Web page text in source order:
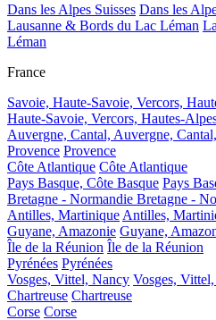
Dans les Alpes Suisses Dans les
Lausanne & Bords du Lac Léman
Léman
France
Savoie, Haute-Savoie, Vercors,
Haute-Savoie, Vercors, Hautes-
Auvergne, Cantal, Auvergne, Cantal,
Provence Provence
Côte Atlantique Côte Atlantique
Pays Basque, Côte Basque Pays
Bretagne - Normandie Bretagne -
Antilles, Martinique Antilles,
Guyane, Amazonie Guyane,
Île de la Réunion Île de la Réunion
Pyrénées Pyrénées
Vosges, Vittel, Nancy Vosges,
Chartreuse Chartreuse
Corse Corse